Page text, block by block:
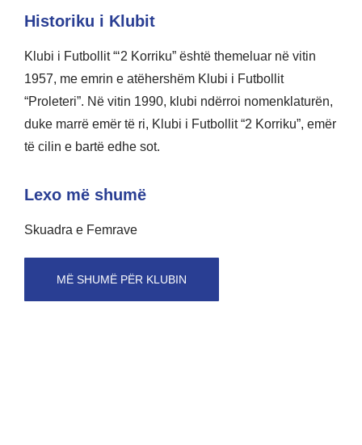
Historiku i Klubit
Klubi i Futbollit “‘2 Korriku” është themeluar në vitin
1957, me emrin e atëhershëm Klubi i Futbollit
“Proleteri”. Në vitin 1990, klubi ndërroi nomenklaturën,
duke marrë emër të ri, Klubi i Futbollit “2 Korriku”, emër
të cilin e bartë edhe sot.
Lexo më shumë
Skuadra e Femrave
MË SHUMË PËR KLUBIN